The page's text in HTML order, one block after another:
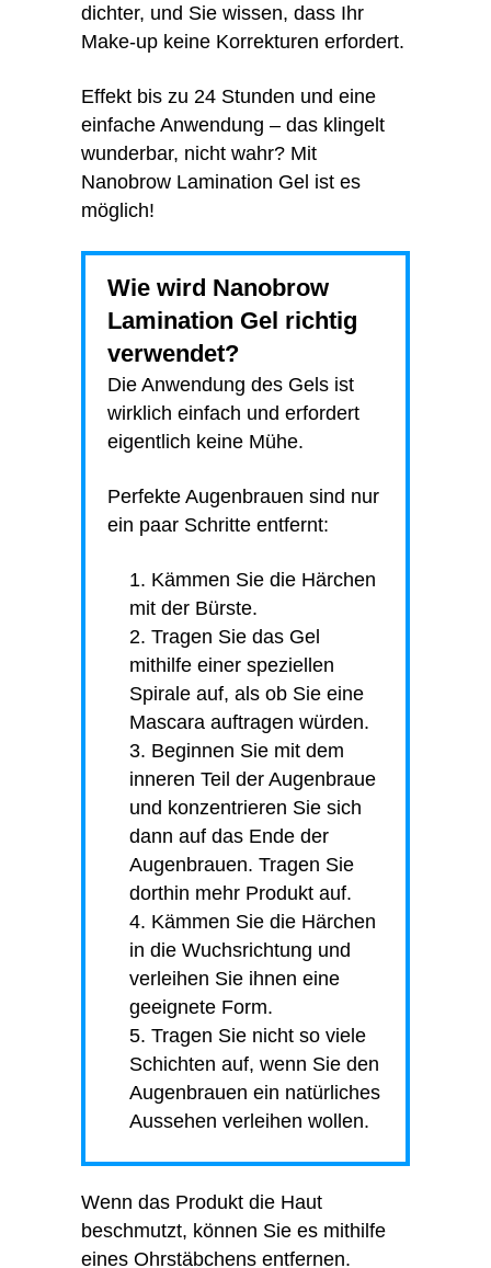
dichter, und Sie wissen, dass Ihr
Make-up keine Korrekturen erfordert.
Effekt bis zu 24 Stunden und eine
einfache Anwendung – das klingelt
wunderbar, nicht wahr? Mit
Nanobrow Lamination Gel ist es
möglich!
Wie wird Nanobrow
Lamination Gel richtig
verwendet?
Die Anwendung des Gels ist
wirklich einfach und erfordert
eigentlich keine Mühe.
Perfekte Augenbrauen sind nur
ein paar Schritte entfernt:
Kämmen Sie die Härchen
mit der Bürste.
Tragen Sie das Gel
mithilfe einer speziellen
Spirale auf, als ob Sie eine
Mascara auftragen würden.
Beginnen Sie mit dem
inneren Teil der Augenbraue
und konzentrieren Sie sich
dann auf das Ende der
Augenbrauen. Tragen Sie
dorthin mehr Produkt auf.
Kämmen Sie die Härchen
in die Wuchsrichtung und
verleihen Sie ihnen eine
geeignete Form.
Tragen Sie nicht so viele
Schichten auf, wenn Sie den
Augenbrauen ein natürliches
Aussehen verleihen wollen.
Wenn das Produkt die Haut
beschmutzt, können Sie es mithilfe
eines Ohrstäbchens entfernen.